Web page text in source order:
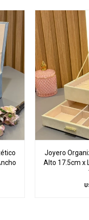
Joyero
Alto 17.5cm x